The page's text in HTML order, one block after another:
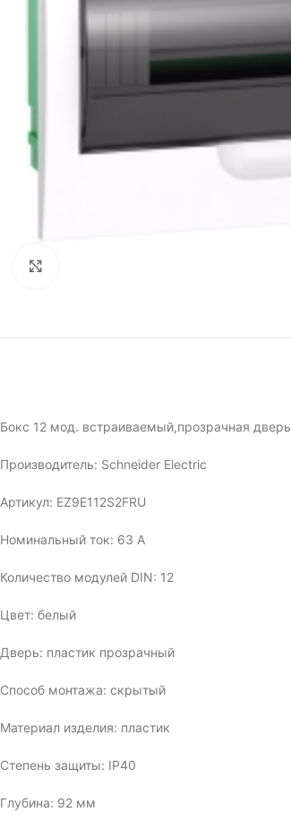
Бокс 12 мод. встраиваемый,прозрачная дверь
Производитель: Schneider Electric
Артикул: EZ9E112S2FRU
Номинальный ток: 63 А
Количество модулей DIN: 12
Цвет: белый
Дверь: пластик прозрачный
Способ монтажа: скрытый
Материал изделия: пластик
Степень защиты: IP40
Глубина: 92 мм